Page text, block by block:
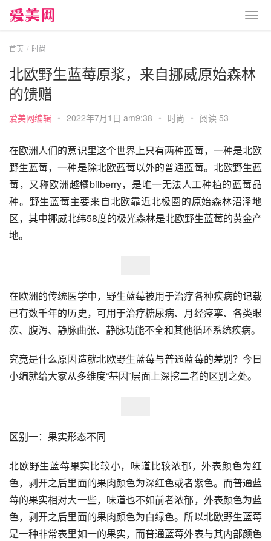
首页 时尚
北欧野生蓝莓原浆，来自挪威原始森林
的馈赠
爱美网编辑 • 2022年7月1日 am9:38 • 时尚 • 阅读 53
在欧洲人们的意识里这个世界上只有两种蓝莓，一种是北欧
野生蓝莓，一种是除北欧蓝莓以外的普通蓝莓。北欧野生蓝
莓，又称欧洲越橘bilberry，是唯一无法人工种植的蓝莓品
种。野生蓝莓主要来自北欧靠近北极圈的原始森林沼泽地
区，其中挪威北纬58度的极光森林是北欧野生蓝莓的黄金产
地。
在欧洲的传统医学中，野生蓝莓被用于治疗各种疾病的记载
已有数千年的历史，可用于治疗糖尿病、月经痉挛、各类眼
疾、腹泻、静脉曲张、静脉功能不全和其他循环系统疾病。
究竟是什么原因造就北欧野生蓝莓与普通蓝莓的差别？今日
小编就给大家从多维度“基因”层面上深挖二者的区别之处。
区别一：果实形态不同
北欧野生蓝莓果实比较小，味道比较浓郁，外表颜色为红
色，剥开之后里面的果肉颜色为深红色或者紫色。而普通蓝
莓的果实相对大一些，味道也不如前者浓郁，外表颜色为蓝
色，剥开之后里面的果肉颜色为白绿色。所以北欧野生蓝莓
是一种非常表里如一的果实，而普通蓝莓外表与其内部颜色